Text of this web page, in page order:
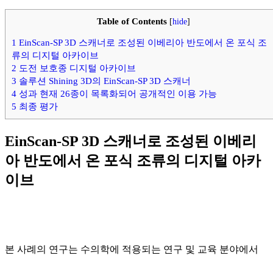
Table of Contents [hide]
1 EinScan-SP 3D 스캐너로 조성된 이베리아 반도에서 온 포식 조
류의 디지털 아카이브
2 도전 보호종 디지털 아카이브
3 솔루션 Shining 3D의 EinScan-SP 3D 스캐너
4 성과 현재 26종이 목록화되어 공개적인 이용 가능
5 최종 평가
EinScan-SP 3D 스캐너로 조성된 이베리
아 반도에서 온 포식 조류의 디지털 아카
이브
본 사례의 연구는 수의학에 적용되는 연구 및 교육 분야에서